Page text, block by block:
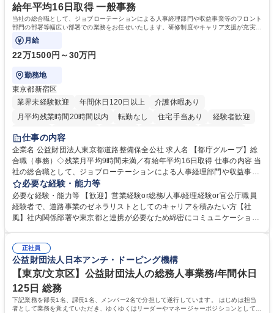
キャリアを築きたい」という前向きな意欲と挑戦を全力で応援します。 学
歴・資格 学歴：大学院 大学 高専 短大 専修学校 高校 語学力： 資格：日商
簿記検定1級 日商簿記検定2級 日商簿記検定3級
給年平均16日取得 一般事務
当社の総合職として、ジョブローテーションによる人事経理部門や収益事業等のフロント
部門の部署等幅広い部署での業務をお任せいたします。研修制度やキャリア支援が充実し
ております！ ※下記業務詳細
月給
22万1500円～30万円
勤務地
東京都新宿区
業界未経験歓迎
年間休日120日以上
介護休暇あり
月平均残業時間20時間以内
転勤なし 住宅手当あり
経験者歓迎
研修あり
退職金あり
駅近5分以内
資格取得手当あり 食事補助あり
仕事の内容
企業名 公益財団法人東京都道路整備保全公社 求人名 【都庁グループ】総
合職（事務）◇残業月平均9時間未満／有給年平均16日取得 仕事の内容 当
社の総合職として、ジョブローテーションによる人事経理部門や収益事業
等のフロント部門の部署等幅広い部署での業務をお任せいたします。研修
制度やキャリア支援が充実しております！ ※下記業務詳細 【業務詳細】■
管理部門：広報、人事、経理など当公社の運営に係る管理業務 ■収益部
門：駐車場の新規開拓、管理運営、新宿駅西口広場の「イベントコーナ
道路施設や道路工事現場の見学ツアー事業 ※入社後は上記いずれかの部門
へ配属。※業務内容変更の範囲：会社の定める業務 募集職種 【都庁グル
ープ】総合職（事務）◇残業月平均9時間未満／有給年平均16日取得
必要な経験・能力等
必要な経験・能力等 【歓迎】営業経験or総務/人事/経理経験or官公庁職員
経験者で、道路事業のゼネラリストとしてのキャリアを積みたい方【社
風】社内関係部署や東京都と連携が必要なため綿密にコミュニケーション
部門など多岐に渡る業務を経験できます。 ■様々なプロジェクト：駐車場
事業の他、新宿駅西口広場内に設置された照明を兼ねた広告「ブライトサ
イン」の管理運営を行うなど、事業収益を生み出す活動を積極的に行って
います。 学歴・資格 学歴：大学院 大学 高専 短大 専修学校 高校 語学力：
資格：
正社員
公益財団法人日本アンチ・ドーピング機構
【東京/文京区】公益財団法人の総務人事業務/年間休日
125日 総務
下記業務を部長1名、課長1名、メンバー2名で分担して遂行しています。 はじめは担当
者として業務を覚えていただき、ゆくゆくはリーダーやマネージャーポジションとして活